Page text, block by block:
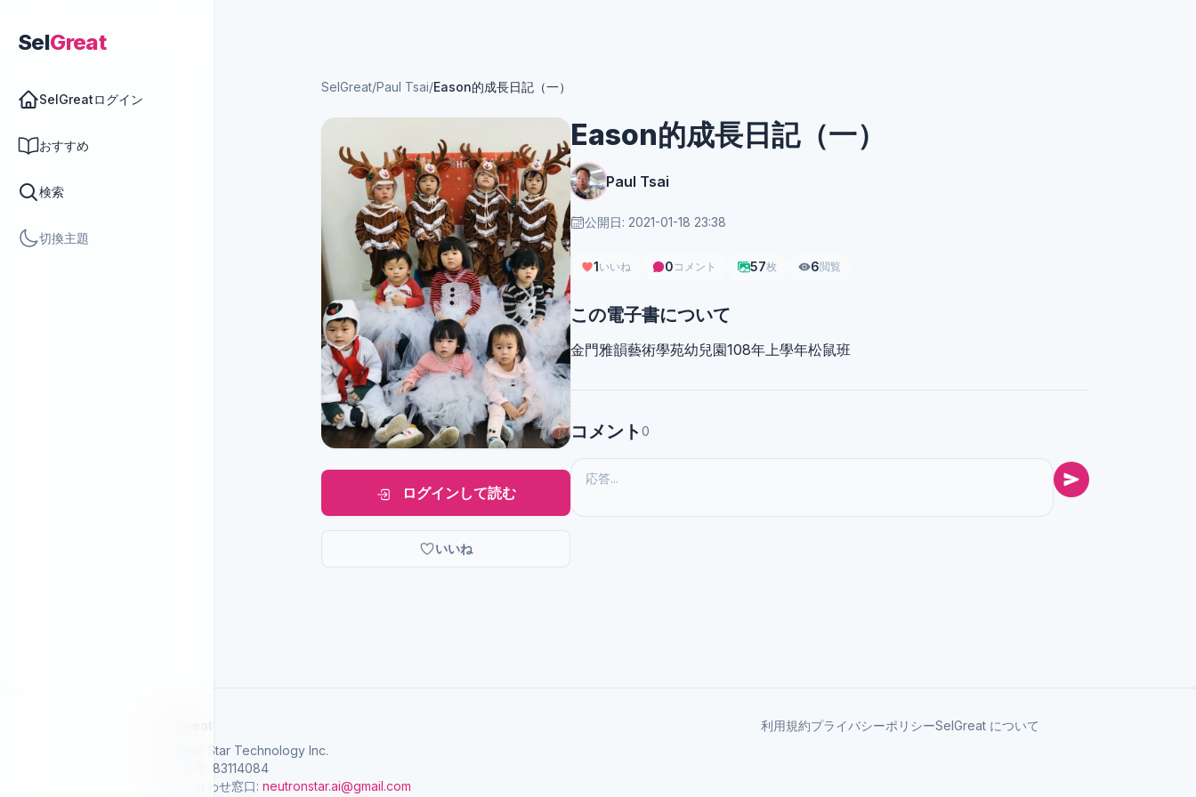
SelGreat
SelGreatログイン
おすすめ
検索
切換主題
SelGreat/Paul Tsai/Eason的成長日記（一）
ログインして読む
いいね
Eason的成長日記（一）
Paul Tsai
公開日: 2021-01-18 23:38
1いいね 0 コメント 57枚 6閲覧
この電子書について
金門雅韻藝術學苑幼兒園108年上學年松鼠班
コメント 0
Neutron Star Technology Inc.
統一番号: 83114084
お問い合わせ窓口: neutronstar.ai@gmail.com
利用規約プライバシーポリシーSelGreat について